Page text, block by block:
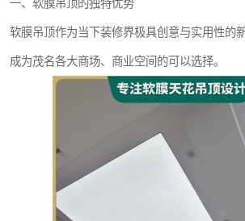
一、软膜吊顶的独特优势
软膜吊顶作为当下装修界极具创意与实用性的
成为茂名各大商场、商业空间的可以选择。